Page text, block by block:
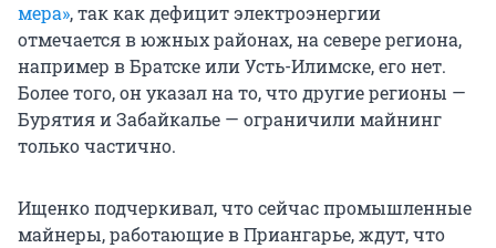
мера», так как дефицит электроэнергии
отмечается в южных районах, на севере региона,
например в Братске или Усть-Илимске, его нет.
Более того, он указал на то, что другие регионы —
Бурятия и Забайкалье — ограничили майнинг
только частично.
Ищенко подчеркивал, что сейчас промышленные
майнеры, работающие в Приангарье, ждут, что